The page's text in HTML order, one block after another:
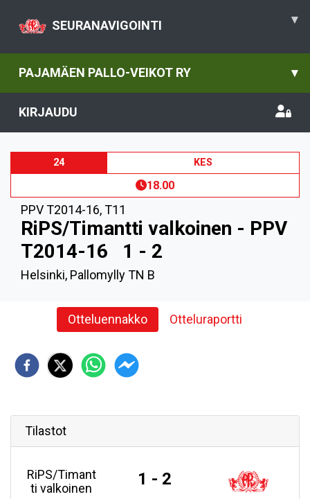
SEURANAVIGOINTI ▾
PAJAMÄEN PALLO-VEIKOT RY ▾
KIRJAUDU
24 KES
18.00
PPV T2014-16,T11
RiPS/Timantti valkoinen - PPV
T2014-16
1 - 2
Helsinki, Pallomylly TN B
Otteluennakko Otteluraportti
Tilastot
RiPS/Timant
ti valkoinen
1 - 2